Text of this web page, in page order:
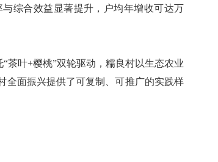
综合效益显著提升，户均年增收可达万
叶+樱桃”双轮驱动，糯良村以生态农业
全面振兴提供了可复制、可推广的实践样